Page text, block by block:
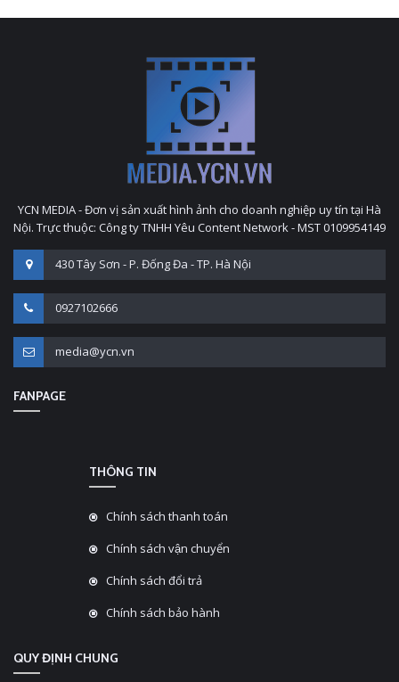
YCN MEDIA - Đơn vị sản xuất hình ảnh cho doanh nghiệp uy tín tại Hà
Nội. Trực thuộc: Công ty TNHH Yêu Content Network - MST 0109954149
430 Tây Sơn - P. Đống Đa - TP. Hà Nội
0927102666
media@ycn.vn
FANPAGE
THÔNG TIN
Chính sách thanh toán
Chính sách vận chuyển
Chính sách đổi trả
Chính sách bảo hành
QUY ĐỊNH CHUNG